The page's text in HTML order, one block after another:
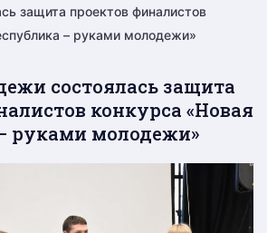
защита проектов финалистов
– руками молодежи»
состоялась защита
конкурса «Новая
руками молодежи»